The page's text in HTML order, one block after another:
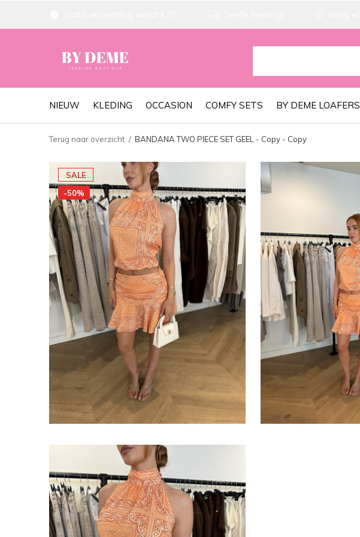
NIEUW KLEDING OCCASION COMFY SETS BY DEME LOAFERS
Terug naar overzicht BANDANA TWO PIECE SET GEEL - Copy - Copy
SALE
-50%